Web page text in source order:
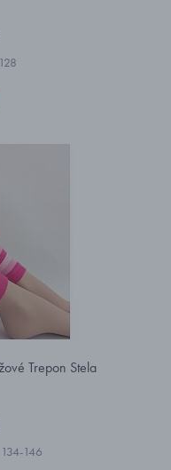
Trepon Stela
134-146